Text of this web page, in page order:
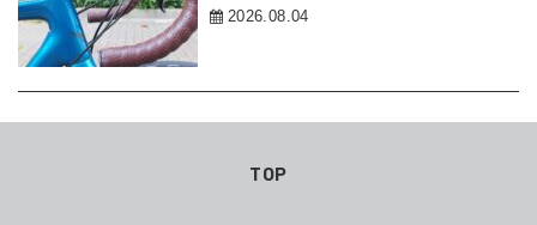
2026.08.04
TOP